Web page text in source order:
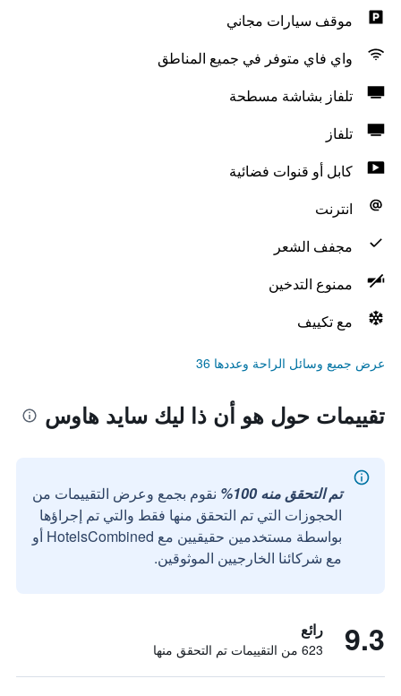
موقف سيارات مجاني
واي فاي متوفر في جميع المناطق
تلفاز بشاشة مسطحة
تلفاز
كابل أو قنوات فضائية
انترنت
مجفف الشعر
ممنوع التدخين
مع تكييف
عرض جميع وسائل الراحة وعددها 36
تقييمات حول هو أن ذا ليك سايد هاوس
تم التحقق منه 100%
نقوم بجمع وعرض التقييمات من
الحجوزات التي تم التحقق منها فقط والتي تم إجراؤها
بواسطة مستخدمين حقيقيين مع HotelsCombined أو
مع شركائنا الخارجيين الموثوقين.
9.3 رائع
623 من التقييمات تم التحقق منها